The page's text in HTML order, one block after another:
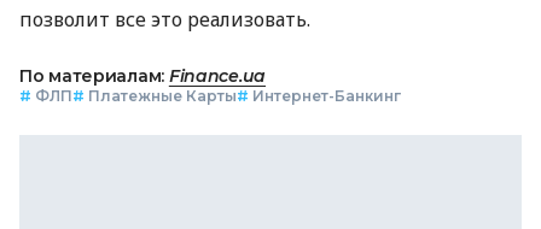
позволит все это реализовать.
По материалам: Finance.ua
# ФЛП# Платежные Карты# Интернет-Банкинг